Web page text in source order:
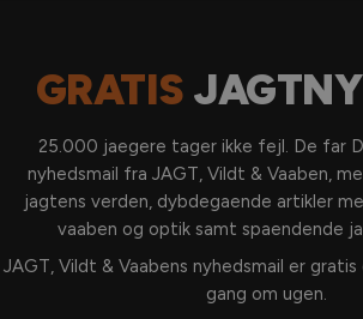
DANSK
JAGT I
VÅBEN &
OPTIK
GRATIS
25.000 jaegere tager ikke fejl. De far
nyhedsmail fra JAGT, Vildt & Vaaben,
jagtens verden, dybdegaende artikler
vaaben og optik samt spaendende
JAGT, Vildt & Vaabens nyhedsmail er
gang om ugen.